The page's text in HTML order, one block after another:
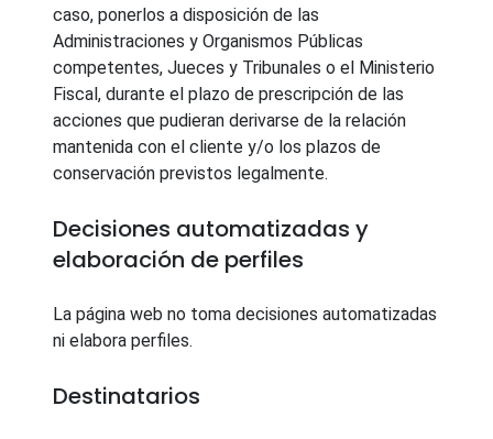
caso, ponerlos a disposición de las
Administraciones y Organismos Públicas
competentes, Jueces y Tribunales o el Ministerio
Fiscal, durante el plazo de prescripción de las
acciones que pudieran derivarse de la relación
mantenida con el cliente y/o los plazos de
conservación previstos legalmente.
Decisiones automatizadas y
elaboración de perfiles
La página web no toma decisiones automatizadas
ni elabora perfiles.
Destinatarios